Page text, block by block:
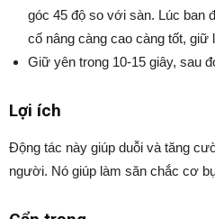
góc 45 độ so với sàn. Lúc ban
cố nâng càng cao càng tốt, giữ
Giữ yên trong 10-15 giây, sau
Lợi ích
Động tác này giúp duỗi và tăng
người. Nó giúp làm săn chắc cơ